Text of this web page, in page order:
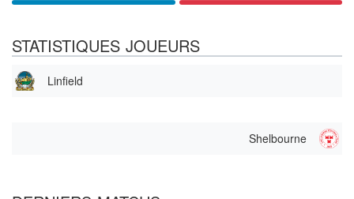
STATISTIQUES JOUEURS
Linfield
Shelbourne